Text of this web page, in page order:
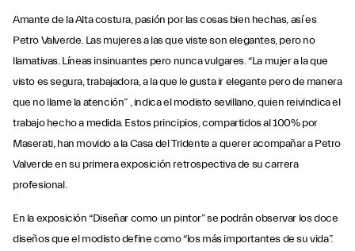
Amante de la Alta costura, pasión por las cosas bien hechas, así es
Petro Valverde. Las mujeres a las que viste son elegantes, pero no
llamativas. Líneas insinuantes pero nunca vulgares. “La mujer a la que
visto es segura, trabajadora, a la que le gusta ir elegante pero de manera
que no llame la atención” , indica el modisto sevillano, quien reivindica el
trabajo hecho a medida. Estos principios, compartidos al 100% por
Maserati, han movido a la Casa del Tridente a querer acompañar a Petro
Valverde en su primera exposición retrospectiva de su carrera
profesional.
En la exposición “Diseñar como un pintor” se podrán observar los doce
diseños que el modisto define como “los más importantes de su vida”.